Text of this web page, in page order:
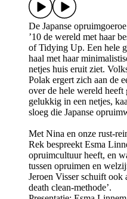
De Japanse
’10 de wereld met haar
of Tidying Up. Een hele
haal met haar
netjes huis eruit ziet.
Polak ergert zich aan de
over de hele wereld
gelukkig in een netjes,
sloeg die Japanse
Met Nina en onze rust-
Rek bespreekt Esma
opruimcultuur heeft, en
tussen opruimen en
Jeroen Visser schuift ook
death clean-methode’.